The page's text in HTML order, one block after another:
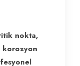
nokta,
korozyon